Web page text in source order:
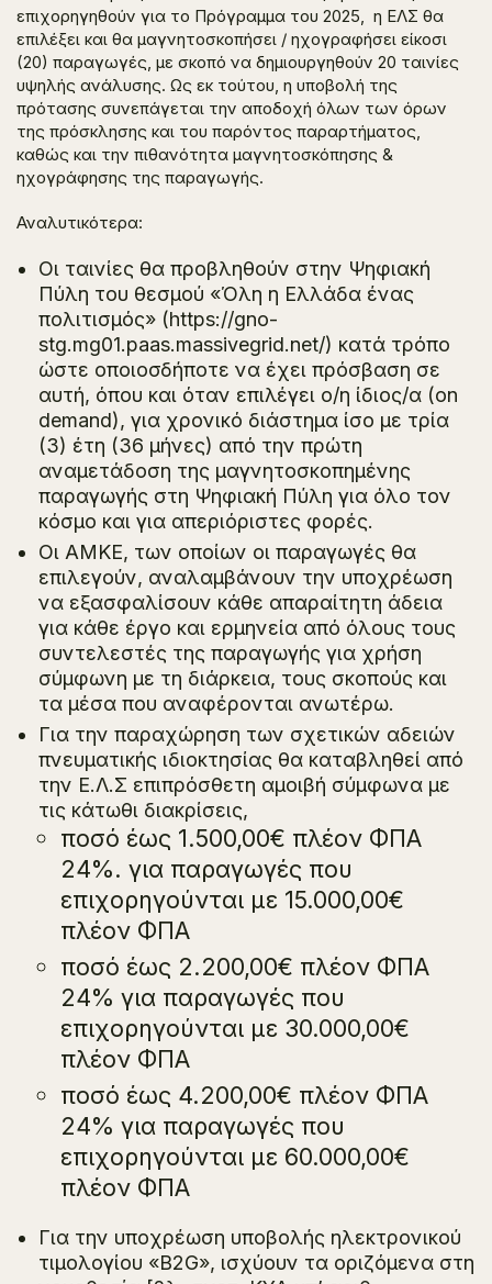
επιχορηγηθούν για το Πρόγραμμα του 2025, η ΕΛΣ θα
επιλέξει και θα μαγνητοσκοπήσει / ηχογραφήσει είκοσι
(20) παραγωγές, με σκοπό να δημιουργηθούν 20 ταινίες
υψηλής ανάλυσης. Ως εκ τούτου, η υποβολή της
πρότασης συνεπάγεται την αποδοχή όλων των όρων
της πρόσκλησης και του παρόντος παραρτήματος,
καθώς και την πιθανότητα μαγνητοσκόπησης &
ηχογράφησης της παραγωγής.
Αναλυτικότερα:
Οι ταινίες θα προβληθούν στην Ψηφιακή
Πύλη του θεσμού «Όλη η Ελλάδα ένας
πολιτισμός» (https://gno-
stg.mg01.paas.massivegrid.net/) κατά τρόπο
ώστε οποιοσδήποτε να έχει πρόσβαση σε
αυτή, όπου και όταν επιλέγει ο/η ίδιος/α (on
demand), για χρονικό διάστημα ίσο με τρία
(3) έτη (36 μήνες) από την πρώτη
αναμετάδοση της μαγνητοσκοπημένης
παραγωγής στη Ψηφιακή Πύλη για όλο τον
κόσμο και για απεριόριστες φορές.
Οι ΑΜΚΕ, των οποίων οι παραγωγές θα
επιλεγούν, αναλαμβάνουν την υποχρέωση
να εξασφαλίσουν κάθε απαραίτητη άδεια
για κάθε έργο και ερμηνεία από όλους τους
συντελεστές της παραγωγής για χρήση
σύμφωνη με τη διάρκεια, τους σκοπούς και
τα μέσα που αναφέρονται ανωτέρω.
Για την παραχώρηση των σχετικών αδειών
πνευματικής ιδιοκτησίας θα καταβληθεί από
την Ε.Λ.Σ επιπρόσθετη αμοιβή σύμφωνα με
τις κάτωθι διακρίσεις,
ποσό έως 1.500,00€ πλέον ΦΠΑ
24%. για παραγωγές που
επιχορηγούνται με 15.000,00€
πλέον ΦΠΑ
ποσό έως 2.200,00€ πλέον ΦΠΑ
24% για παραγωγές που
επιχορηγούνται με 30.000,00€
πλέον ΦΠΑ
ποσό έως 4.200,00€ πλέον ΦΠΑ
24% για παραγωγές που
επιχορηγούνται με 60.000,00€
πλέον ΦΠΑ
Για την υποχρέωση υποβολής ηλεκτρονικού
τιμολογίου «B2G», ισχύουν τα οριζόμενα στη